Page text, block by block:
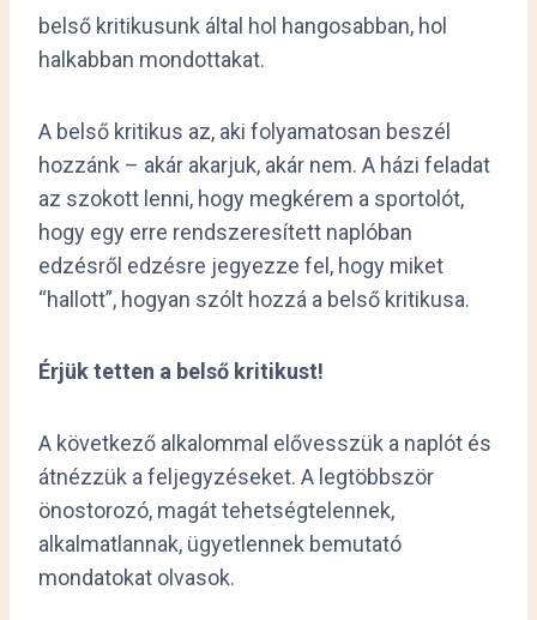
belső kritikusunk által hol hangosabban, hol
halkabban mondottakat.
A belső kritikus az, aki folyamatosan beszél
hozzánk – akár akarjuk, akár nem. A házi feladat
az szokott lenni, hogy megkérem a sportolót,
hogy egy erre rendszeresített naplóban
edzésről edzésre jegyezze fel, hogy miket
“hallott”, hogyan szólt hozzá a belső kritikusa.
Érjük tetten a belső kritikust!
A következő alkalommal elővesszük a naplót és
átnézzük a feljegyzéseket. A legtöbbször
önostorozó, magát tehetségtelennek,
alkalmatlannak, ügyetlennek bemutató
mondatokat olvasok.